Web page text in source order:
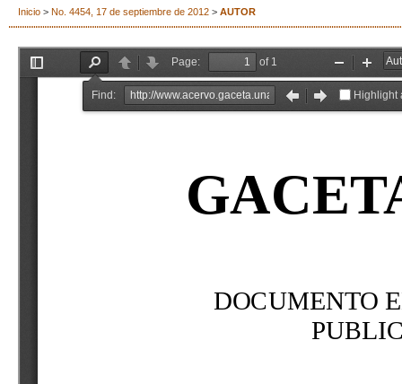
Inicio > No. 4454, 17 de septiembre de 2012 > AUTOR